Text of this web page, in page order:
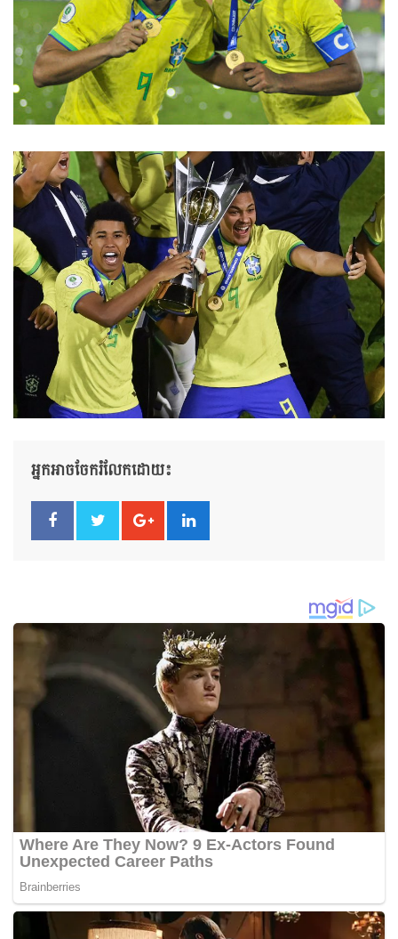
អ្នកអាចចែករំលែកដោយ៖